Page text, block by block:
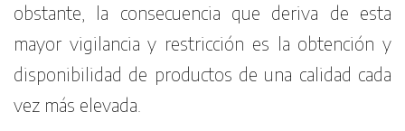
obstante, la consecuencia que deriva de esta
mayor vigilancia y restricción es la obtención y
disponibilidad de productos de una calidad cada
vez más elevada.